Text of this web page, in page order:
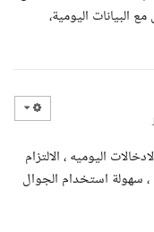
البيانات اليومية،
اليوميه ، الالتزام
سهولة استخدام الجوال